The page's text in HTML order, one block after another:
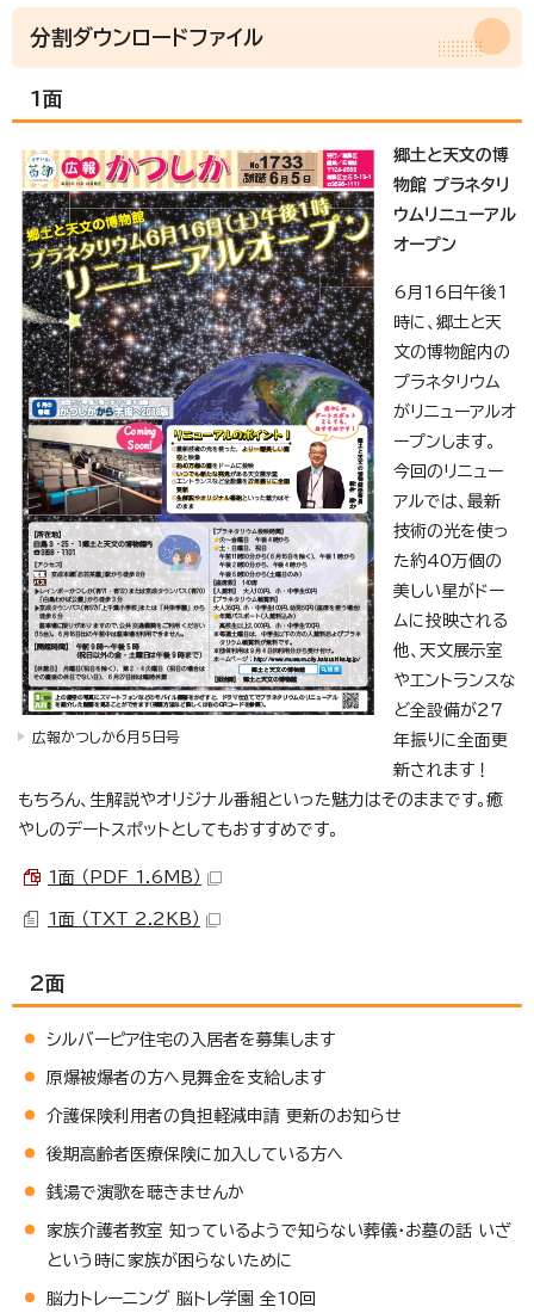
分割ダウンロードファイル
1面
広報かつしか6月5日号
郷土と天文の博
物館 プラネタリ
ウムリニューアル
オープン
6月16日午後1
時に、郷土と天
文の博物館内の
プラネタリウム
がリニューアルオ
ープンします。
今回のリニュー
アルでは、最新
技術の光を使っ
た約40万個の
美しい星がドー
ムに投映される
他、天文展示室
やエントランスな
ど全設備が27
年振りに全面更
新されます！
もちろん、生解説やオリジナル番組といった魅力はそのままです。癒
やしのデートスポットとしてもおすすめです。
1面 （PDF 1.6MB）
1面 （TXT 2.2KB）
2面
シルバーピア住宅の入居者を募集します
原爆被爆者の方へ見舞金を支給します
介護保険利用者の負担軽減申請 更新のお知らせ
後期高齢者医療保険に加入している方へ
銭湯で演歌を聴きませんか
家族介護者教室 知っているようで知らない葬儀・お墓の話 いざ
という時に家族が困らないために
脳力トレーニング 脳トレ学園 全10回